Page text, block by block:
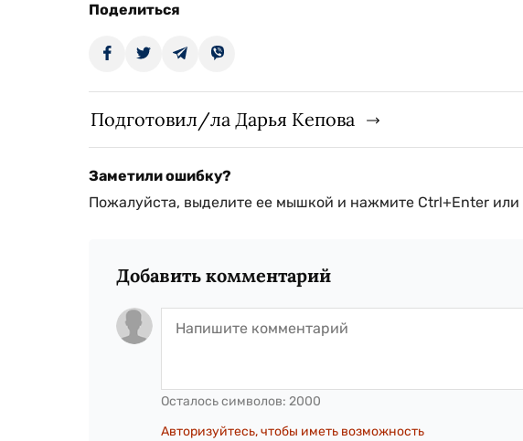
Поделиться
Подготовил/ла Дарья Кепова
Заметили ошибку?
Пожалуйста, выделите ее мышкой и нажмите Ctrl+Enter или
Добавить комментарий
Осталось символов: 2000
Авторизуйтесь, чтобы иметь возможность